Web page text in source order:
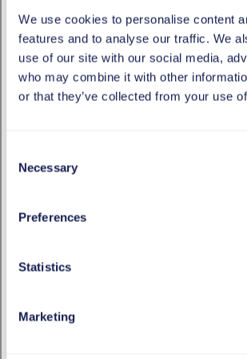
We use cookies to personalise content
features and to analyse our traffic. We
use of our site with our social media,
who may combine it with other
or that they’ve collected from your use
Selection
Necessary
Preferences
Statistics
Marketing
Orientierungsgespräch vereinbaren